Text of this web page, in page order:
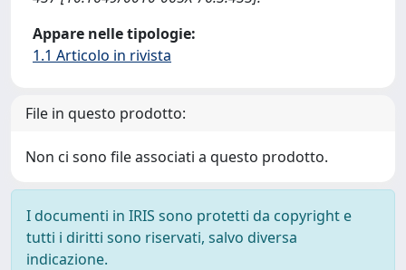
Appare nelle tipologie:
1.1 Articolo in rivista
File in questo prodotto:
Non ci sono file associati a questo prodotto.
I documenti in IRIS sono protetti da copyright e
tutti i diritti sono riservati, salvo diversa
indicazione.